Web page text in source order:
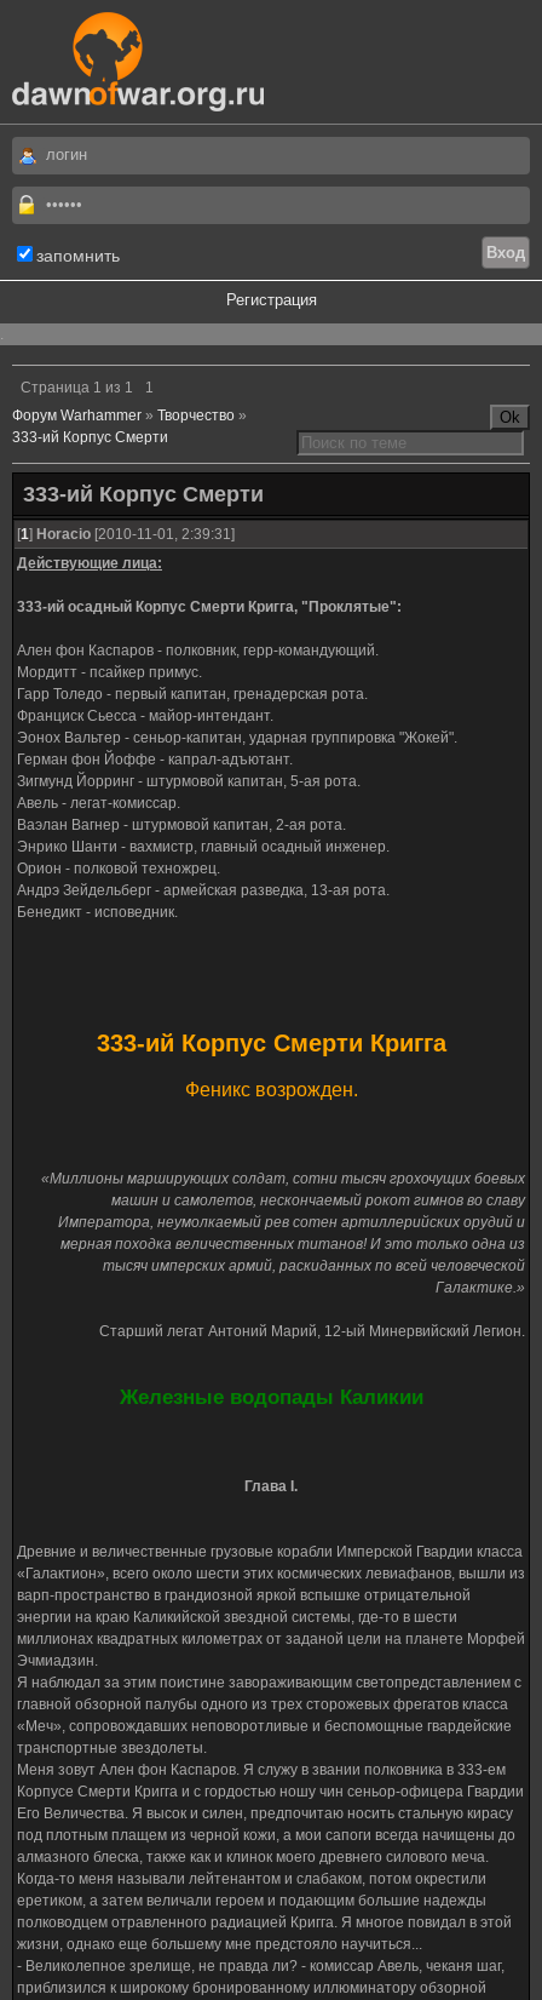
запомнить
Регистрация
.
Страница 1 из 1
1
Форум Warhammer » Творчество »
333-ий Корпус Смерти
333-ий Корпус Смерти
[1] Horacio [2010-11-01, 2:39:31]
Действующие лица:
333-ий осадный Корпус Смерти Кригга, "Проклятые":
Ален фон Каспаров - полковник, герр-командующий.
Мордитт - псайкер примус.
Гарр Толедо - первый капитан, гренадерская рота.
Франциск Сьесса - майор-интендант.
Эонох Вальтер - сеньор-капитан, ударная группировка "Жокей".
Герман фон Йоффе - капрал-адъютант.
Зигмунд Йорринг - штурмовой капитан, 5-ая рота.
Авель - легат-комиссар.
Ваэлан Вагнер - штурмовой капитан, 2-ая рота.
Энрико Шанти - вахмистр, главный осадный инженер.
Орион - полковой техножрец.
Андрэ Зейдельберг - армейская разведка, 13-ая рота.
Бенедикт - исповедник.
333-ий Корпус Смерти Кригга
Феникс возрожден.
«Миллионы марширующих солдат, сотни тысяч грохочущих боевых
машин и самолетов, нескончаемый рокот гимнов во славу
Императора, неумолкаемый рев сотен артиллерийских орудий и
мерная походка величественных титанов! И это только одна из
тысяч имперских армий, раскиданных по всей человеческой
Галактике.»
Старший легат Антоний Марий, 12-ый Минервийский Легион.
Железные водопады Каликии
Глава I.
Древние и величественные грузовые корабли Имперской Гвардии класса
«Галактион», всего около шести этих космических левиафанов, вышли из
варп-пространство в грандиозной яркой вспышке отрицательной
энергии на краю Каликийской звездной системы, где-то в шести
миллионах квадратных километрах от заданой цели на планете Морфей
Эчмиадзин.
Я наблюдал за этим поистине завораживающим светопредставлением с
главной обзорной палубы одного из трех сторожевых фрегатов класса
«Меч», сопровождавших неповоротливые и беспомощные гвардейские
транспортные звездолеты.
Меня зовут Ален фон Каспаров. Я служу в звании полковника в 333-ем
Корпусе Смерти Кригга и с гордостью ношу чин сеньор-офицера Гвардии
Его Величества. Я высок и силен, предпочитаю носить стальную кирасу
под плотным плащем из черной кожи, а мои сапоги всегда начищены до
алмазного блеска, также как и клинок моего древнего силового меча.
Когда-то меня называли лейтенантом и слабаком, потом окрестили
еретиком, а затем величали героем и подающим большие надежды
полководцем отравленного радиацией Кригга. Я многое повидал в этой
жизни, однако еще большему мне предстояло научиться...
- Великолепное зрелище, не правда ли? - комиссар Авель, чеканя шаг,
приблизился к широкому бронированному иллюминатору обзорной